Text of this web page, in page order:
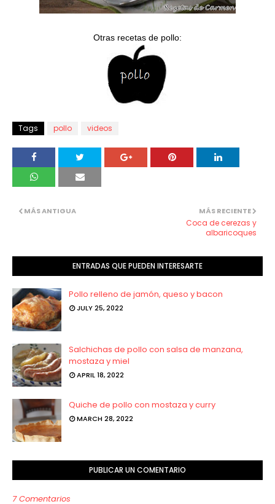
Otras recetas de pollo:
Tags pollo videos
MÁS RECIENTE
Coca de cerezas y
albaricoques
MÁS ANTIGUA
ENTRADAS QUE PUEDEN INTERESARTE
Pollo relleno de jamón, queso y bacon
JULY 25, 2022
Salchichas de pollo con salsa de manzana,
mostaza y miel
APRIL 18, 2022
Quiche de pollo con mostaza y curry
MARCH 28, 2022
PUBLICAR UN COMENTARIO
7 Comentarios